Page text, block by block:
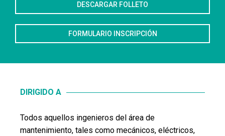
DESCARGAR FOLLETO
FORMULARIO INSCRIPCIÓN
DIRIGIDO A
Todos aquellos ingenieros del área de
mantenimiento, tales como mecánicos, eléctricos,